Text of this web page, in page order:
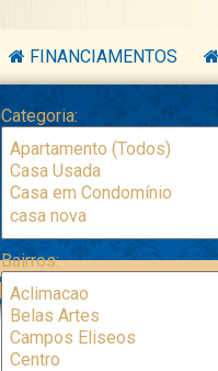
FINANCIAMENTOS
Categoria:
Bairros:
[L010] casa